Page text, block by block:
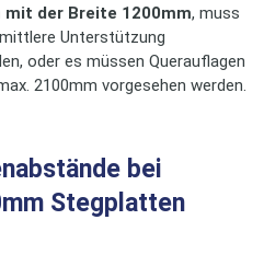
der Breite 1200mm, muss
Unterstützung
oder es müssen Querauflagen
2100mm vorgesehen werden.
bei
Stegplatten